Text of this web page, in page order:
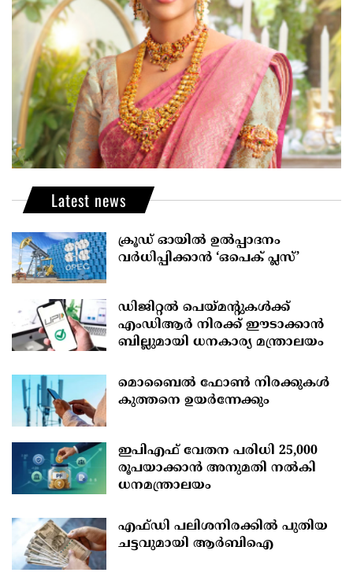
Latest news
ക്രൂഡ് ഓയിൽ ഉൽപ്പാദനം
വർധിപ്പിക്കാൻ ‘ഒപെക് പ്ലസ്’
ഡിജിറ്റൽ പെയ്മന്റുകൾക്ക്
എംഡിആർ നിരക്ക് ഈടാക്കാൻ
ബില്ലുമായി ധനകാര്യ മന്ത്രാലയം
മൊബൈല്‍ ഫോണ്‍ നിരക്കുകള്‍
കുത്തനെ ഉയര്‍ന്നേക്കും
ഇപിഎഫ് വേതന പരിധി 25,000
രൂപയാക്കാൻ അനുമതി നൽകി
ധനമന്ത്രാലയം
എഫ്‍ഡി പലിശനിരക്കിൽ പുതിയ
ചട്ടവുമായി ആർബിഐ